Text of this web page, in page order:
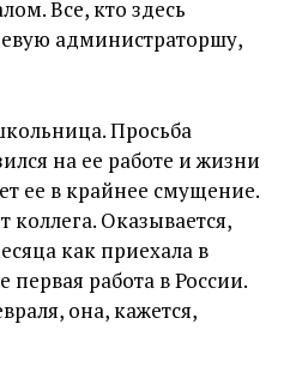
Все, кто здесь
администраторшу,
Просьба
на ее работе и жизни
ее в крайнее смущение.
Оказывается,
как приехала в
первая работа в России.
она, кажется,